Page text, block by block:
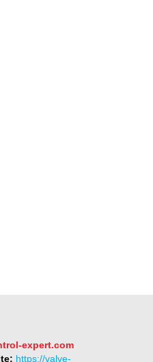
expert.com
https://valve-